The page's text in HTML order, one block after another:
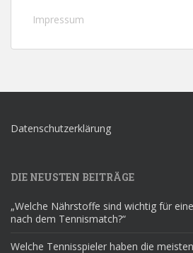
Impressum
Datenschutzerklärung
DIE NEUSTEN BEITRÄGE
„Welche Nährstoffe sind wichtig für
nach dem Tennismatch?“
Welche Tennisspieler haben die